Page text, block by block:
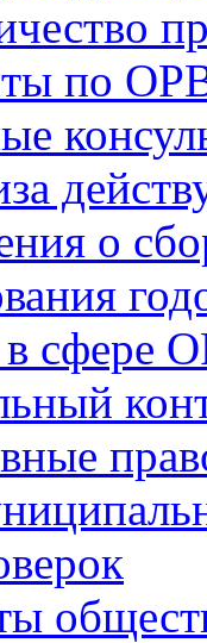
по
о
сфере